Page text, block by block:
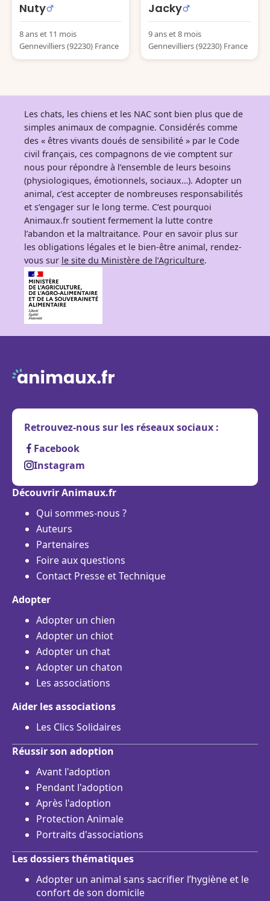
Nuty
8 ans et 11 mois
Gennevilliers (92230) France
Jacky
9 ans et 8 mois
Gennevilliers (92230) France
Les chats, les chiens et les NAC sont bien plus que de
simples animaux de compagnie. Considérés comme
des « êtres vivants doués de sensibilité » par le Code
civil français, ces compagnons de vie comptent sur
nous pour répondre à l’ensemble de leurs besoins
(physiologiques, émotionnels, sociaux…). Adopter un
animal, c’est accepter de nombreuses responsabilités
et s’engager sur le long terme. C’est pourquoi
Animaux.fr soutient fermement la lutte contre
l’abandon et la maltraitance. Pour en savoir plus sur
les obligations légales et le bien-être animal, rendez-
vous sur le site du Ministère de l’Agriculture.
Retrouvez-nous sur les réseaux sociaux :
Facebook
Instagram
Découvrir Animaux.fr
Qui sommes-nous ?
Auteurs
Partenaires
Foire aux questions
Contact Presse et Technique
Adopter
Adopter un chien
Adopter un chiot
Adopter un chat
Adopter un chaton
Les associations
Aider les associations
Les Clics Solidaires
Réussir son adoption
Avant l'adoption
Pendant l'adoption
Après l'adoption
Protection Animale
Portraits d'associations
Les dossiers thématiques
Adopter un animal sans sacrifier l’hygiène et le
confort de son domicile